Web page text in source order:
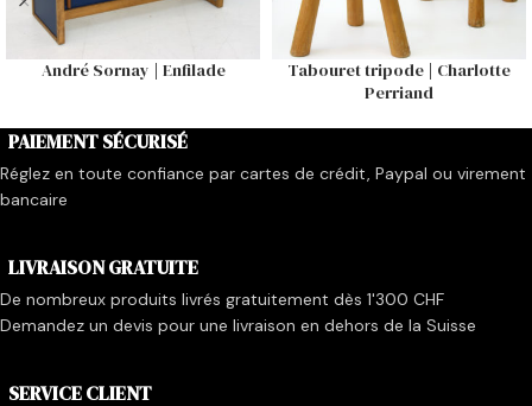
André Sornay | Enfilade
Tabouret tripode | Charlotte
Perriand
PAIEMENT SÉCURISÉ
Réglez en toute confiance par cartes de crédit, Paypal ou virement
bancaire
LIVRAISON GRATUITE
De nombreux produits livrés gratuitement dès 1'300 CHF
Demandez un devis pour une livraison en dehors de la Suisse
SERVICE CLIENT